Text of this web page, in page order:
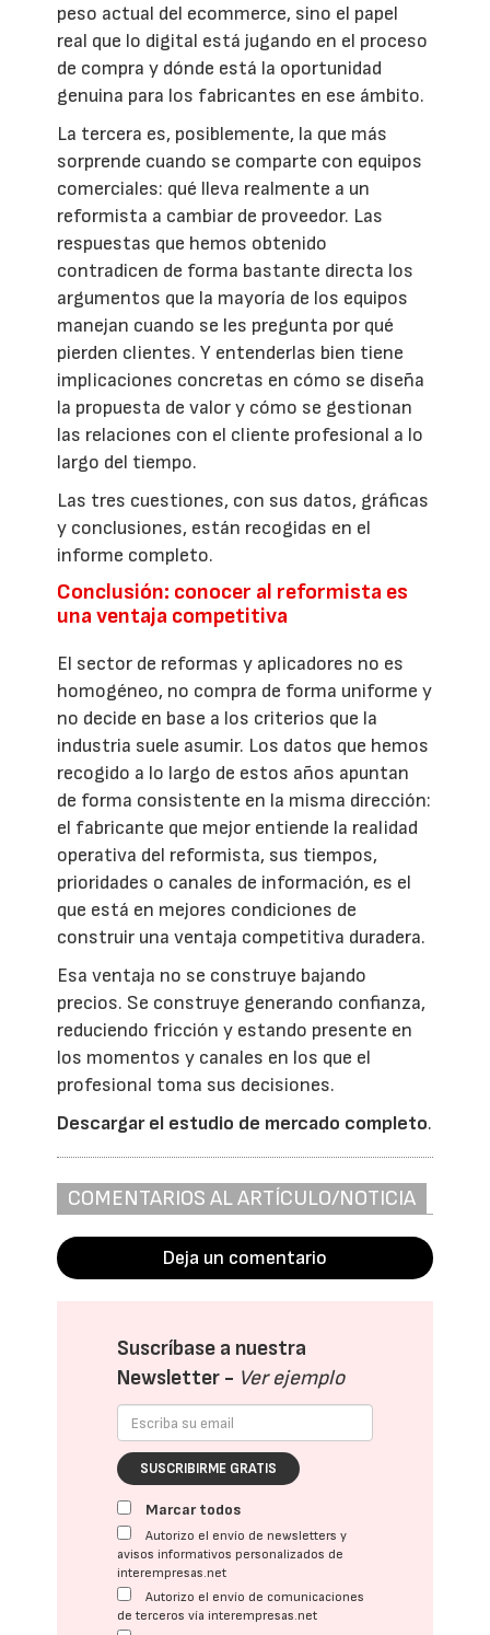
peso actual del ecommerce, sino el papel
real que lo digital está jugando en el proceso
de compra y dónde está la oportunidad
genuina para los fabricantes en ese ámbito.
La tercera es, posiblemente, la que más
sorprende cuando se comparte con equipos
comerciales: qué lleva realmente a un
reformista a cambiar de proveedor. Las
respuestas que hemos obtenido
contradicen de forma bastante directa los
argumentos que la mayoría de los equipos
manejan cuando se les pregunta por qué
pierden clientes. Y entenderlas bien tiene
implicaciones concretas en cómo se diseña
la propuesta de valor y cómo se gestionan
las relaciones con el cliente profesional a lo
largo del tiempo.
Las tres cuestiones, con sus datos, gráficas
y conclusiones, están recogidas en el
informe completo.
Conclusión: conocer al reformista es
una ventaja competitiva
El sector de reformas y aplicadores no es
homogéneo, no compra de forma uniforme y
no decide en base a los criterios que la
industria suele asumir. Los datos que hemos
recogido a lo largo de estos años apuntan
de forma consistente en la misma dirección:
el fabricante que mejor entiende la realidad
operativa del reformista, sus tiempos,
prioridades o canales de información, es el
que está en mejores condiciones de
construir una ventaja competitiva duradera.
Esa ventaja no se construye bajando
precios. Se construye generando confianza,
reduciendo fricción y estando presente en
los momentos y canales en los que el
profesional toma sus decisiones.
Descargar el estudio de mercado completo.
COMENTARIOS AL ARTÍCULO/NOTICIA
Deja un comentario
Suscríbase a nuestra
Newsletter - Ver ejemplo
SUSCRIBIRME GRATIS
Marcar todos
Autorizo el envío de newsletters y
avisos informativos personalizados de
interempresas.net
Autorizo el envío de comunicaciones
de terceros vía interempresas.net